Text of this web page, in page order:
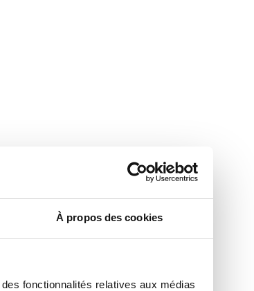
À propos des cookies
fonctionnalités relatives aux médias